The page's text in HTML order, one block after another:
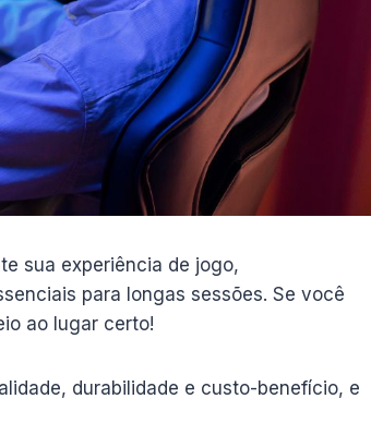
sua experiência de jogo,
para longas sessões. Se você
ao lugar certo!
durabilidade e custo-benefício, e